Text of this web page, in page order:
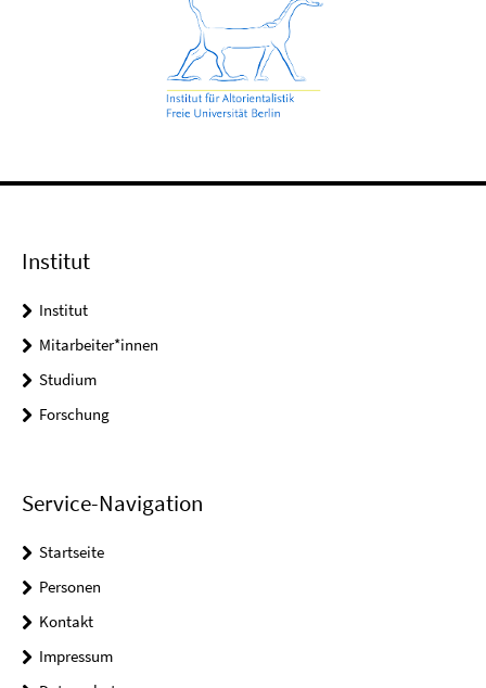
Institut
Institut
Mitarbeiter*innen
Studium
Forschung
Service-Navigation
Startseite
Personen
Kontakt
Impressum